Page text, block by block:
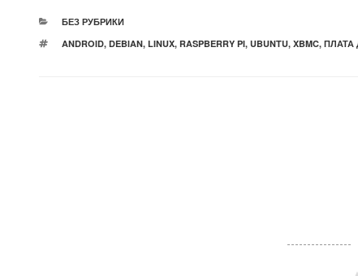
РУБРИКИ
БЕЗ РУБРИКИ
МЕТКИ
ANDROID, DEBIAN, LINUX, RASPBERRY PI, UBUNTU, XBMC, ПЛАТА